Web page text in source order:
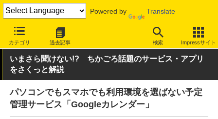
Powered by Translate
カテゴリ 過去記事 検索 Impressサイト
INTERNET Watch サービス/ソフト サービス クラウド
いまさら聞けない!? ちかごろ話題のサービス・アプリ
をさくっと解説
パソコンでもスマホでも利用環境を選ばない予定
管理サービス「Googleカレンダー」